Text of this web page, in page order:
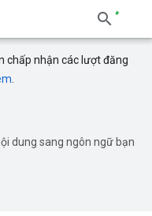
chấp nhận các lượt đăng
dung sang ngôn ngữ bạn